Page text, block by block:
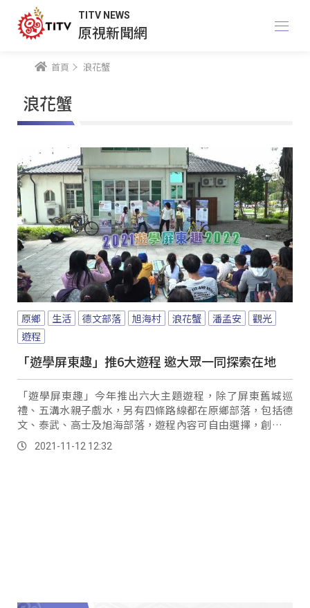
TITV NEWS
原視新聞網
首頁 浪花蟹
浪花蟹
原鄉 生活 德文部落 旭海村 浪花蟹 潘孟安
觀光
遊程
「遊學屏東趣」推6大遊程 邀大眾一同探索在地
「遊學屏東趣」今年推出六大主題遊程，除了屏東舊城巡
禮、五溝水親子戲水，另有四條路線都在原鄉部落，包括德
文、泰武、高士及旭海部落，遊程內容可自由選擇，創造專
屬自己的精采旅程。
2021-11-12 12:32